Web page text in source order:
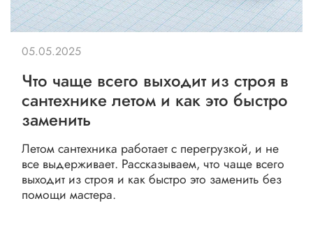
Что чаще всего выходит из строя в
сантехнике летом и как это быстро
заменить
Летом сантехника работает с перегрузкой, и не
все выдерживает. Рассказываем, что чаще всего
выходит из строя и как быстро это заменить без
помощи мастера.
05.05.2025